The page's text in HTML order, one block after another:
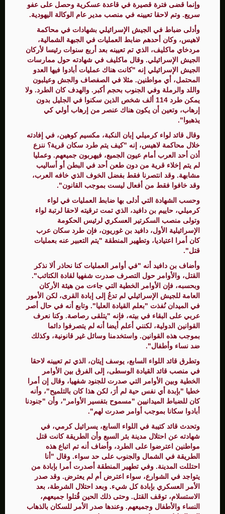
وإنما قضى فترة قصيرة في قاعدة عسكرية وحصل على عفو
سريع. وتم لاحقا تعيينه في منصب مدير عام الوكالة اليهودية.
وأدلى ضباط في الجيش الإسرائيلي بشهادات في محاكمة
لاهيس، وكان أحدهم ضابط العمليات في الجبهة الشمالية،
مردخاي ماكليف، الذي تم تعيينه بعد أربع سنوات رئيسا لأركان
الجيش الإسرائيلي. وقال ماكليف في شهادته حول ممارسات
الجيش الإسرائيلي إنه "كانت هناك عمليات أبادوا فيها العدو
المحتمل، أي مواطنين. مثلا في الصفصاف والجش وعيلبون
واللد والرملة وفي الجنوب بحجم أكبر. والهدف كان الطرد. ولا
يمكن طرد 114 ألف شخص الذين سكنوا في الجليل بدون
إرهاب، وتعين أن يكون هناك عنصر من إرهاب أولي كي
يذهبوا".
وقال قائد لواء كرميلي إبان النكبة، مكسيم كوهين، في إفادته
خلال محاكمة لاهيس، إنه "كيف يتم طرد سكان قرية؟ ننزع
أذن أحد العرب أمام عيون الجميع، فيهربون جميعهم. وعمليا
لم يتم إخلاء قرية من دون طعن أحد في البطن أو أساليب
مشابهة. وقد انتصرنا فقط بفضل الخوف الذي خافه العرب،
وقد خافوا فقط من أفعال ليست بموجب القانون".
وحسب الشهادة التي أدلى بها ضابط العمليات في لواء
كرميلي، حاييم بن دافيد، الذي تمت ترقيته لاحقا لرتبة لواء
وتولى منصب السكرتير العسكري لرئيس الحكومة
الإسرائيلية الأول، دافيد بن غوريون، فإن طرد سكان عرب
كان أمرا اعتياديا، وتطهير المنطقة "يتم التعبير عنه بعمليات
قتل".
وأضاف بن دافيد أنه "في أوامر العمليات كنا نحاذر ألا نذكر
القتل، والأوامر حول التصرف صدرت شفهيا لقادة الكتائب".
وبحسبه، فإن الأوامر الخطية التي جاءت من هيئة الأركان
العامة للجيش الإسرائيلي لم تدعُ إلى إبادة القرى، لكن الأمور
في الميدان نُفذت "بعلم القيادة العليا". وتابع أنه في حال أصر
عربي على البقاء في بيته، فإنه "يتلقى رصاصة. وكنا نعرف
القوانين الدولية، لكنني أعلم أيضا أنه لم يتصرفوا دائما
بموجب هذه القوانين. واستخدمنا وسائل غير قانونية، وكذلك
ضد نساء وأطفال".
وتطرق قائد اللواء السابع، يوسف إيتان، الذي تم تعيينه لاحقا
في منصب قائد القيادة الوسطى، إلى الفرق بين الأوامر
الخطية وبين الأوامر التي صدرت للجنود شفهيا، وقال إن أمرا
خطيا "بإبدة أي نفس حية لم أرَ، لكن هذا كان بالتلميح"، وأنه
كان للضباط الميدانيين "مسموح بتفسير الأوامر"، وأن "جنودنا
أبادوا سكانا بموجب أوامر صدرت لهم".
وتحدث قائد كتيبة في اللواء السابع، يسرائيل كرمي، في
شهادته عن احتلال مدينة بئر السبع وأن الطريقة كانت قتل
مواطنين اعترضوا على الطرد، وأضاف أنه تم اتباع هذه
الطريقة في الشمال والجنوب على حد سواء. وقال "أنا
احتللت المدينة. وفي تطهير المنطقة أصدرت أمرا بإبادة من
يتواجد في الشوارع، سواء اعترض أم لم يعترض. وقد صدر
الأمر العسكري بإبادة كل شيء. وبعد احتلال الشرطة، بعد
الاستسلام، توقف القتل. وحتى ذلك الحين قُتلوا جميعهم،
النساء والأطفال وجميعهم. وعندها صدر الأمر للسكان بالذهاب